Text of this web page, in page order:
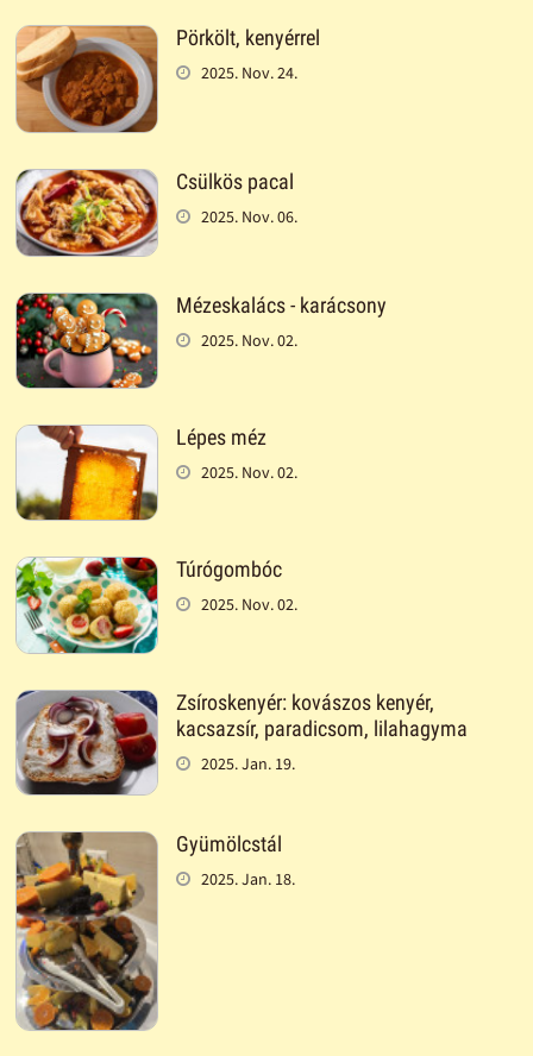
Pörkölt, kenyérrel
2025. Nov. 24.
Csülkös pacal
2025. Nov. 06.
Mézeskalács - karácsony
2025. Nov. 02.
Lépes méz
2025. Nov. 02.
Túrógombóc
2025. Nov. 02.
Zsíroskenyér: kovászos kenyér,
kacsazsír, paradicsom, lilahagyma
2025. Jan. 19.
Gyümölcstál
2025. Jan. 18.